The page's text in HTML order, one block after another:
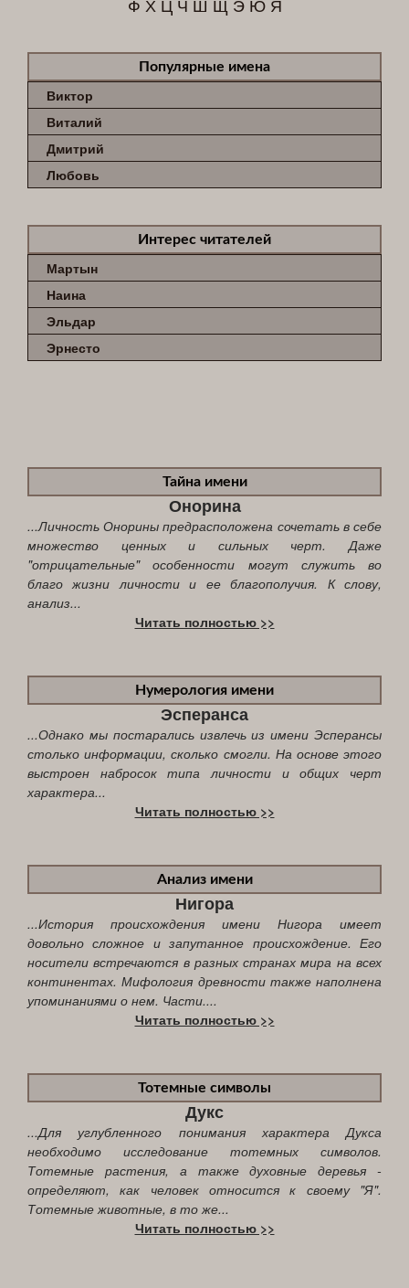
Популярные имена
Виктор
Виталий
Дмитрий
Любовь
Интерес читателей
Мартын
Наина
Эльдар
Эрнесто
Тайна имени
Онорина
...Личность Онорины предрасположена сочетать в себе
множество ценных и сильных черт. Даже
"отрицательные" особенности могут служить во
благо жизни личности и ее благополучия. К слову,
анализ...
Читать полностью >>
Нумерология имени
Эсперанса
...Однако мы постарались извлечь из имени Эсперансы
столько информации, сколько смогли. На основе этого
выстроен набросок типа личности и общих черт
характера...
Читать полностью >>
Анализ имени
Нигора
...История происхождения имени Нигора имеет
довольно сложное и запутанное происхождение. Его
носители встречаются в разных странах мира на всех
континентах. Мифология древности также наполнена
упоминаниями о нем. Части....
Читать полностью >>
Тотемные символы
Дукс
...Для углубленного понимания характера Дукса
необходимо исследование тотемных символов.
Тотемные растения, а также духовные деревья -
определяют, как человек относится к своему "Я".
Тотемные животные, в то же...
Читать полностью >>